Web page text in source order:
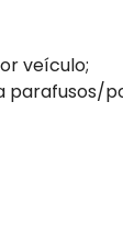
veículo;
parafusos/